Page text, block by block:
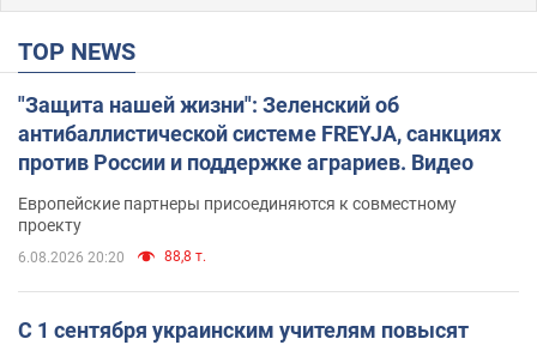
TOP NEWS
"Защита нашей жизни": Зеленский об
антибаллистической системе FREYJA, санкциях
против России и поддержке аграриев. Видео
Европейские партнеры присоединяются к совместному
проекту
6.08.2026 20:20 88,8 т.
С 1 сентября украинским учителям повысят